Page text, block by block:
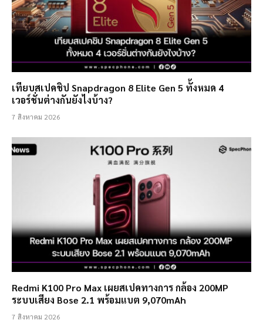
เทียบสเปคชิป Snapdragon 8 Elite Gen 5 ทั้งหมด 4
เวอร์ชั่นต่างกันยังไงบ้าง?
7 สิงหาคม 2026
Redmi K100 Pro Max เผยสเปคทางการ กล้อง 200MP
ระบบเสียง Bose 2.1 พร้อมแบต 9,070mAh
7 สิงหาคม 2026